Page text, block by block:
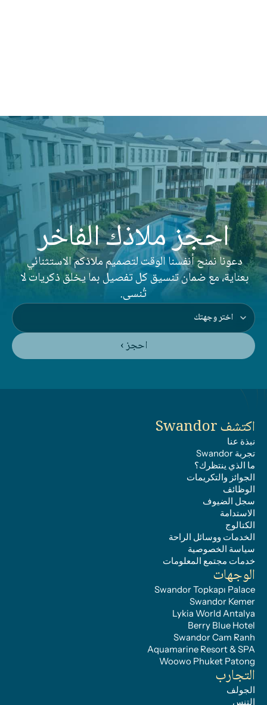
احجز ملاذك الفاخر دعونا نمنح أنفسنا الوقت لتصميم ملاذكم الاستثنائي
تُنسى.
احجز ›
اكتشف Swandor
نبذة عنا
تجربة Swandor
ما الذي ينتظرك؟
الجوائز والتكريمات
الوظائف
سجل الضيوف
الاستدامة
الكتالوج
الخدمات ووسائل الراحة
سياسة الخصوصية
خدمات مجتمع المعلومات
الوجهات
Swandor Topkapı Palace
Swandor Kemer
Lykia World Antalya
Berry Blue Hotel
Swandor Cam Ranh
Aquamarine Resort & SPA
Woowo Phuket Patong
التجارب
الجولف
التنس